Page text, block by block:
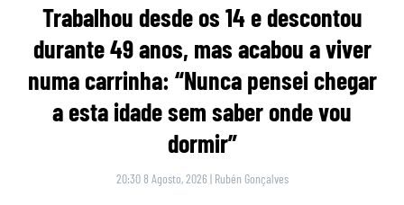
Trabalhou desde os 14 e descontou
durante 49 anos, mas acabou a viver
numa carrinha: “Nunca pensei chegar
a esta idade sem saber onde vou
dormir”
20:30 8 Agosto, 2026 | Rubén Gonçalves